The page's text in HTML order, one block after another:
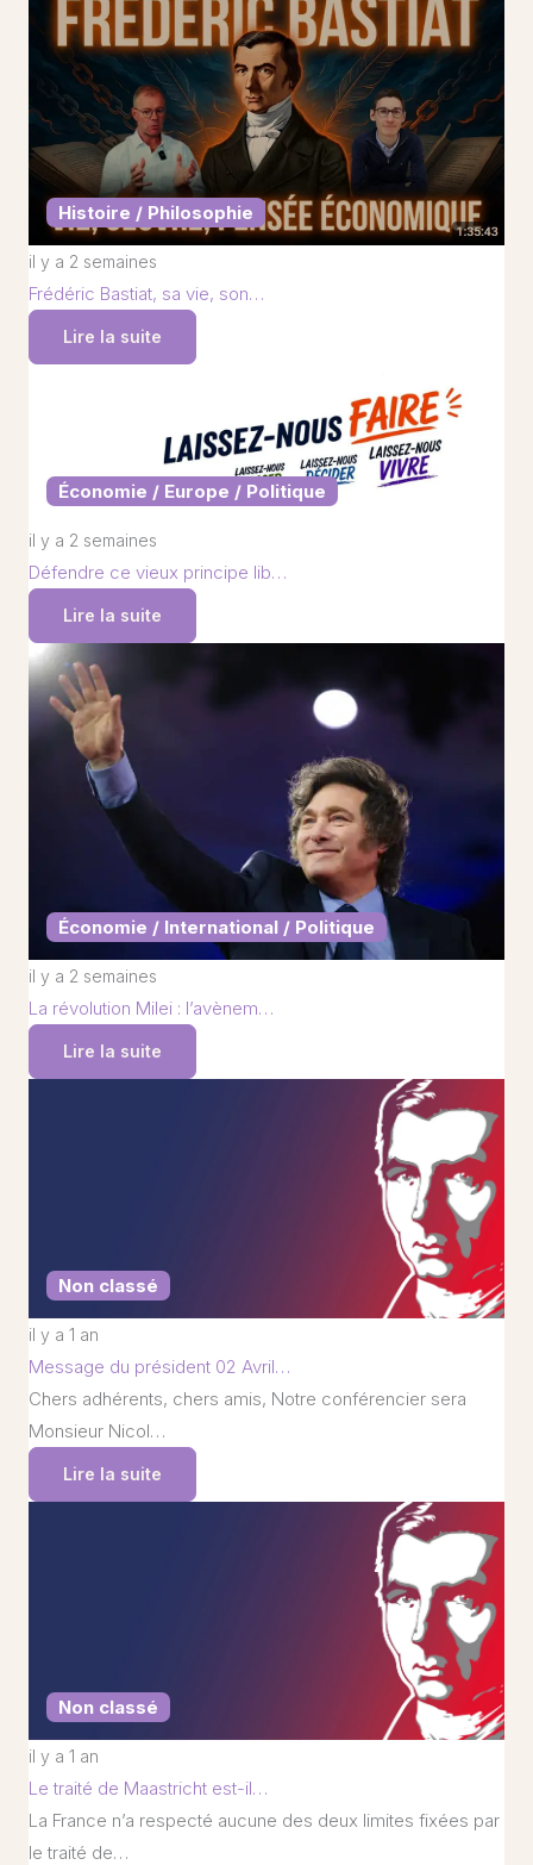
Histoire / Philosophie
il y a 2 semaines
Frédéric Bastiat, sa vie, son…
Lire la suite
Économie / Europe / Politique
il y a 2 semaines
Défendre ce vieux principe lib…
Lire la suite
Économie / International / Politique
il y a 2 semaines
La révolution Milei : l’avènem…
Lire la suite
Non classé
il y a 1 an
Message du président 02 Avril…
Chers adhérents, chers amis, Notre conférencier sera
Monsieur Nicol…
Lire la suite
Non classé
il y a 1 an
Le traité de Maastricht est-il…
La France n’a respecté aucune des deux limites fixées par
le traité de…